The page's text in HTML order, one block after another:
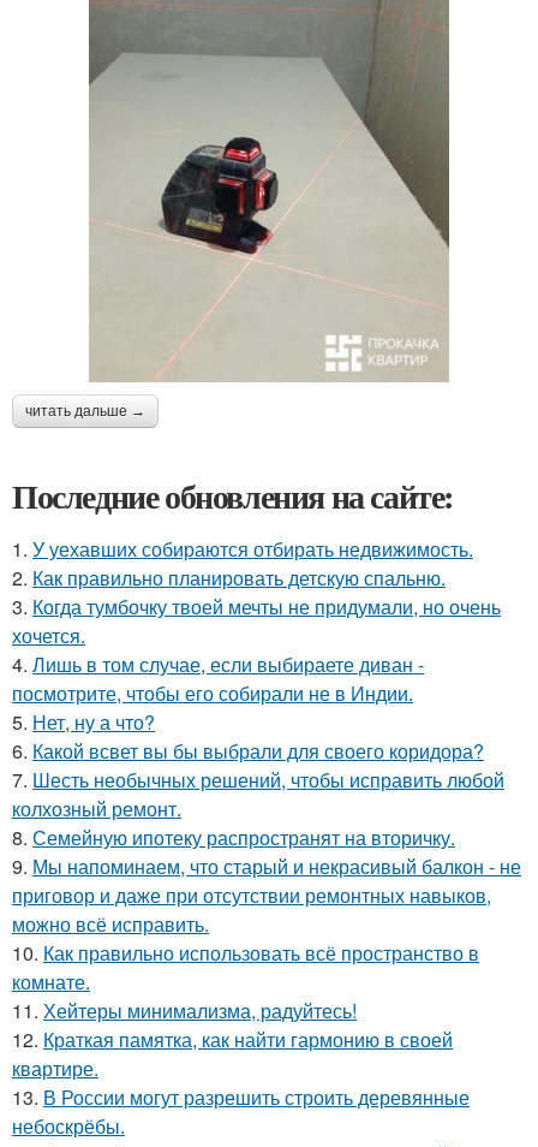
читать дальше →
Последние обновления на сайте:
1. У уехавших собираются отбирать недвижимость.
2. Как правильно планировать детскую спальню.
3. Когда тумбочку твоей мечты не придумали, но очень
хочется.
4. Лишь в том случае, если выбираете диван -
посмотрите, чтобы его собирали не в Индии.
5. Нет, ну а что?
6. Какой всвет вы бы выбрали для своего коридора?
7. Шесть необычных решений, чтобы исправить любой
колхозный ремонт.
8. Семейную ипотеку распространят на вторичку.
9. Мы напоминаем, что старый и некрасивый балкон - не
приговор и даже при отсутствии ремонтных навыков,
можно всё исправить.
10. Как правильно использовать всё пространство в
комнате.
11. Хейтеры минимализма, радуйтесь!
12. Краткая памятка, как найти гармонию в своей
квартире.
13. В России могут разрешить строить деревянные
небоскрёбы.